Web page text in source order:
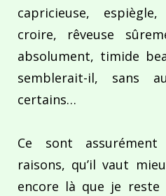
capricieuse,
croire, rêveuse
absolument, timide
semblerait-il, sans
certains…
Ce sont
raisons, qu’il vaut
encore là que je